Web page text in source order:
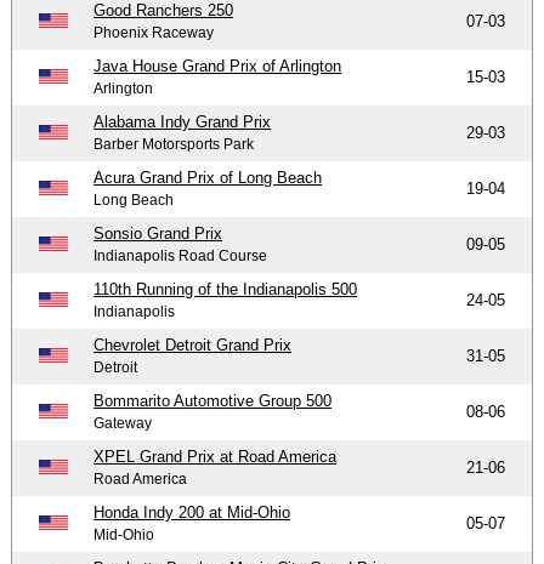
Good Ranchers 250
Phoenix Raceway
07-03
Java House Grand Prix of Arlington
Arlington
15-03
Alabama Indy Grand Prix
Barber Motorsports Park
29-03
Acura Grand Prix of Long Beach
Long Beach
19-04
Sonsio Grand Prix
Indianapolis Road Course
09-05
110th Running of the Indianapolis 500
Indianapolis
24-05
Chevrolet Detroit Grand Prix
Detroit
31-05
Bommarito Automotive Group 500
Gateway
08-06
XPEL Grand Prix at Road America
Road America
21-06
Honda Indy 200 at Mid-Ohio
Mid-Ohio
05-07